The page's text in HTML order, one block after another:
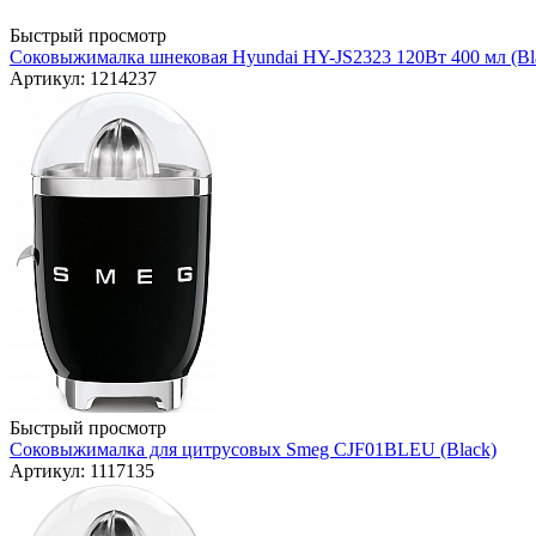
Быстрый просмотр
Соковыжималка шнековая Hyundai HY-JS2323 120Вт 400 мл
Артикул: 1214237
Быстрый просмотр
Соковыжималка для цитрусовых Smeg CJF01BLEU (Black)
Артикул: 1117135